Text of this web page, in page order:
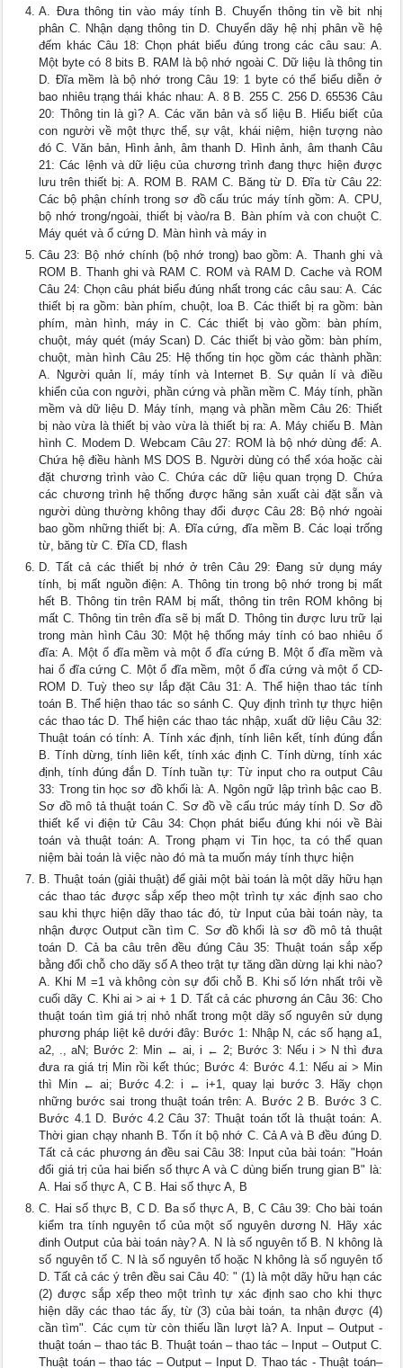
A. Đưa thông tin vào máy tính B. Chuyển thông tin về bit nhị
phân C. Nhận dạng thông tin D. Chuyển dãy hệ nhị phân về hệ
đếm khác Câu 18: Chọn phát biểu đúng trong các câu sau: A.
Một byte có 8 bits B. RAM là bộ nhớ ngoài C. Dữ liệu là thông tin
D. Đĩa mềm là bộ nhớ trong Câu 19: 1 byte có thể biểu diễn ở
bao nhiêu trạng thái khác nhau: A. 8 B. 255 C. 256 D. 65536 Câu
20: Thông tin là gì? A. Các văn bản và số liệu B. Hiểu biết của
con người về một thực thể, sự vật, khái niệm, hiện tượng nào
đó C. Văn bản, Hình ảnh, âm thanh D. Hình ảnh, âm thanh Câu
21: Các lệnh và dữ liệu của chương trình đang thực hiện được
lưu trên thiết bị: A. ROM B. RAM C. Băng từ D. Đĩa từ Câu 22:
Các bộ phận chính trong sơ đồ cấu trúc máy tính gồm: A. CPU,
bộ nhớ trong/ngoài, thiết bị vào/ra B. Bàn phím và con chuột C.
Máy quét và ổ cứng D. Màn hình và máy in
Câu 23: Bộ nhớ chính (bộ nhớ trong) bao gồm: A. Thanh ghi và
ROM B. Thanh ghi và RAM C. ROM và RAM D. Cache và ROM
Câu 24: Chọn câu phát biểu đúng nhất trong các câu sau: A. Các
thiết bị ra gồm: bàn phím, chuột, loa B. Các thiết bị ra gồm: bàn
phím, màn hình, máy in C. Các thiết bị vào gồm: bàn phím,
chuột, máy quét (máy Scan) D. Các thiết bị vào gồm: bàn phím,
chuột, màn hình Câu 25: Hệ thống tin học gồm các thành phần:
A. Người quản lí, máy tính và Internet B. Sự quản lí và điều
khiển của con người, phần cứng và phần mềm C. Máy tính, phần
mềm và dữ liệu D. Máy tính, mạng và phần mềm Câu 26: Thiết
bị nào vừa là thiết bị vào vừa là thiết bị ra: A. Máy chiếu B. Màn
hình C. Modem D. Webcam Câu 27: ROM là bộ nhớ dùng để: A.
Chứa hệ điều hành MS DOS B. Người dùng có thể xóa hoặc cài
đặt chương trình vào C. Chứa các dữ liệu quan trọng D. Chứa
các chương trình hệ thống được hãng sản xuất cài đặt sẵn và
người dùng thường không thay đổi được Câu 28: Bộ nhớ ngoài
bao gồm những thiết bị: A. Đĩa cứng, đĩa mềm B. Các loại trống
từ, băng từ C. Đĩa CD, flash
D. Tất cả các thiết bị nhớ ở trên Câu 29: Đang sử dụng máy
tính, bị mất nguồn điện: A. Thông tin trong bộ nhớ trong bị mất
hết B. Thông tin trên RAM bị mất, thông tin trên ROM không bị
mất C. Thông tin trên đĩa sẽ bị mất D. Thông tin được lưu trữ lại
trong màn hình Câu 30: Một hệ thống máy tính có bao nhiêu ổ
đĩa: A. Một ổ đĩa mềm và một ổ đĩa cứng B. Một ổ đĩa mềm và
hai ổ đĩa cứng C. Một ổ đĩa mềm, một ổ đĩa cứng và một ổ CD-
ROM D. Tuỳ theo sự lắp đặt Câu 31: A. Thể hiện thao tác tính
toán B. Thể hiện thao tác so sánh C. Quy định trình tự thực hiện
các thao tác D. Thể hiện các thao tác nhập, xuất dữ liệu Câu 32:
Thuật toán có tính: A. Tính xác định, tính liên kết, tính đúng đắn
B. Tính dừng, tính liên kết, tính xác định C. Tính dừng, tính xác
định, tính đúng đắn D. Tính tuần tự: Từ input cho ra output Câu
33: Trong tin học sơ đồ khối là: A. Ngôn ngữ lập trình bậc cao B.
Sơ đồ mô tả thuật toán C. Sơ đồ về cấu trúc máy tính D. Sơ đồ
thiết kế vi điện tử Câu 34: Chọn phát biểu đúng khi nói về Bài
toán và thuật toán: A. Trong phạm vi Tin học, ta có thể quan
niệm bài toán là việc nào đó mà ta muốn máy tính thực hiện
B. Thuật toán (giải thuật) để giải một bài toán là một dãy hữu hạn
các thao tác được sắp xếp theo một trình tự xác định sao cho
sau khi thực hiện dãy thao tác đó, từ Input của bài toán này, ta
nhận được Output cần tìm C. Sơ đồ khối là sơ đồ mô tả thuật
toán D. Cả ba câu trên đều đúng Câu 35: Thuật toán sắp xếp
bằng đổi chỗ cho dãy số A theo trật tự tăng dần dừng lại khi nào?
A. Khi M =1 và không còn sự đổi chỗ B. Khi số lớn nhất trôi về
cuối dãy C. Khi ai > ai + 1 D. Tất cả các phương án Câu 36: Cho
thuật toán tìm giá trị nhỏ nhất trong một dãy số nguyên sử dụng
phương pháp liệt kê dưới đây: Bước 1: Nhập N, các số hạng a1,
a2, ., aN; Bước 2: Min ← ai, i ← 2; Bước 3: Nếu i > N thì đưa
đưa ra giá trị Min rồi kết thúc; Bước 4: Bước 4.1: Nếu ai > Min
thì Min ← ai; Bước 4.2: i ← i+1, quay lại bước 3. Hãy chọn
những bước sai trong thuật toán trên: A. Bước 2 B. Bước 3 C.
Bước 4.1 D. Bước 4.2 Câu 37: Thuật toán tốt là thuật toán: A.
Thời gian chạy nhanh B. Tốn ít bộ nhớ C. Cả A và B đều đúng D.
Tất cả các phương án đều sai Câu 38: Input của bài toán: "Hoán
đổi giá trị của hai biến số thực A và C dùng biến trung gian B" là:
A. Hai số thực A, C B. Hai số thực A, B
C. Hai số thực B, C D. Ba số thực A, B, C Câu 39: Cho bài toán
kiểm tra tính nguyên tố của một số nguyên dương N. Hãy xác
đinh Output của bài toán này? A. N là số nguyên tố B. N không là
số nguyên tố C. N là số nguyên tố hoặc N không là số nguyên tố
D. Tất cả các ý trên đều sai Câu 40: " (1) là một dãy hữu hạn các
(2) được sắp xếp theo một trình tự xác định sao cho khi thực
hiện dãy các thao tác ấy, từ (3) của bài toán, ta nhận được (4)
cần tìm". Các cụm từ còn thiếu lần lượt là? A. Input – Output -
thuật toán – thao tác B. Thuật toán – thao tác – Input – Output C.
Thuật toán – thao tác – Output – Input D. Thao tác - Thuật toán–